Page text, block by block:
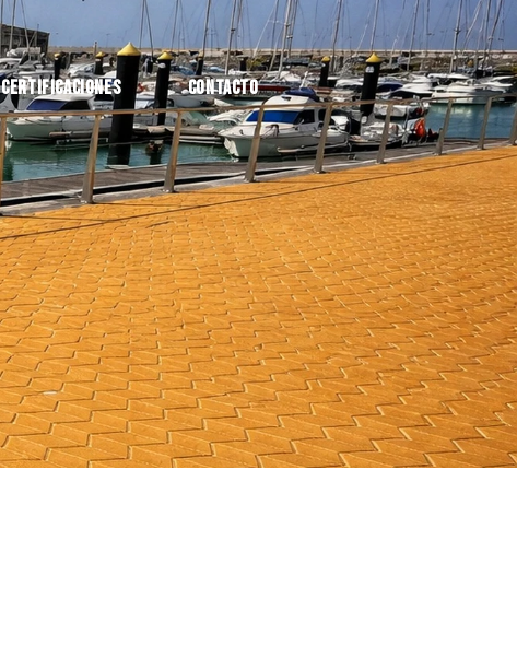
Certificaciones Contacto